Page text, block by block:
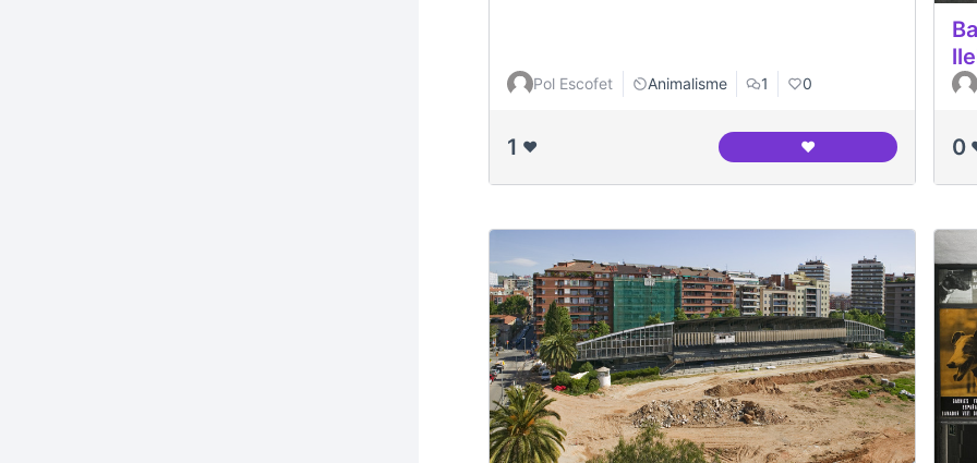
Pol Escofet Animalisme 1 0
1 ❤️ ❤️Interior del canòdrom
0